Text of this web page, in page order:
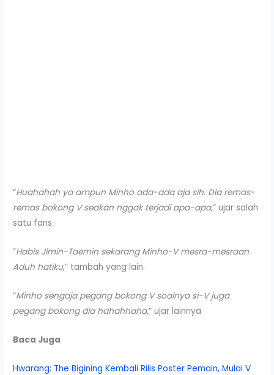
“Huahahah ya ampun Minho ada-ada aja sih. Dia remas-
remas bokong V seakan nggak terjadi apa-apa,” ujar salah
satu fans.
“Habis Jimin-Taemin sekarang Minho-V mesra-mesraan.
Aduh hatiku,” tambah yang lain.
“Minho sengaja pegang bokong V soalnya si-V juga
pegang bokong dia hahahhaha,” ujar lainnya
Baca Juga
Hwarang: The Bigining Kembali Rilis Poster Pemain, Mulai V